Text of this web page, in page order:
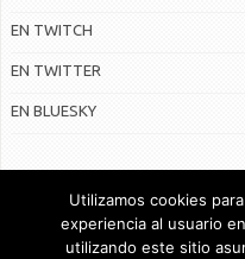
EN TWITCH
EN TWITTER
EN BLUESKY
©
Utilizamos cookies
experiencia al usuario
utilizando este sitio